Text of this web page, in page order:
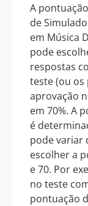
A
de
em Música
pode
respostas
teste (ou os
aprovação
em 70%. A
é
pode variar
escolher a
e 70. Por
no teste
pontuação